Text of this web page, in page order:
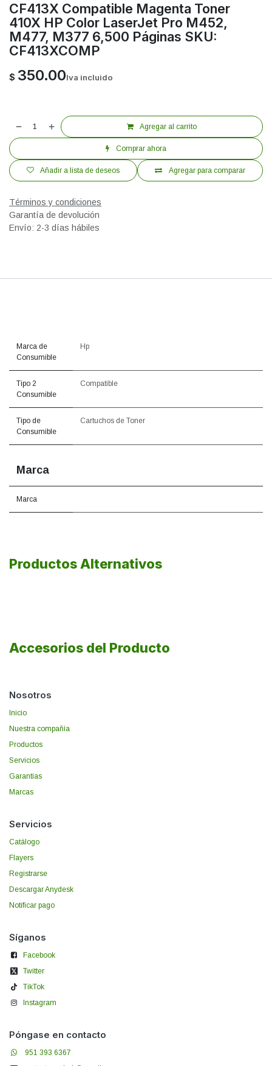
CF413X Compatible Magenta Toner
410X HP Color LaserJet Pro M452,
M477, M377 6,500 Páginas SKU:
CF413XCOMP
$ 350.00Iva incluido
Agregar al carrito
Comprar ahora
Agregar para comparar
Añadir a lista de deseos
Términos y condiciones
Garantía de devolución
Envío: 2-3 días hábiles
Marca de
Consumible
Hp
Tipo 2
Consumible
Compatible
Tipo de
Consumible
Cartuchos de Toner
Marca
Marca
Productos Alternativos
Accesorios del Producto
Nosotros
Inicio
Nuestra compañía
Productos
Servicios
Garantías
Marcas
Servicios
Catálogo
Flayers
Registrarse
Descargar Anydesk
Notificar pago
Síganos
Facebook
Twitter
TikTok
Instagram
Póngase en contacto
951 393 6367